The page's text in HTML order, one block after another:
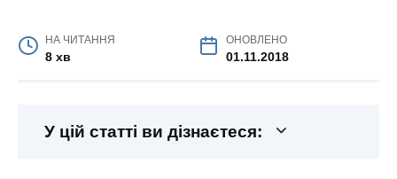
НА ЧИТАННЯ
8 хв
ОНОВЛЕНО
01.11.2018
У цій статті ви дізнаєтеся: